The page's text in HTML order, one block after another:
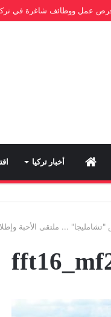
عمل ووظائف شاغرة في
Home أخبار تركيا
"تشامليجا" ... ملتقى الأحبة